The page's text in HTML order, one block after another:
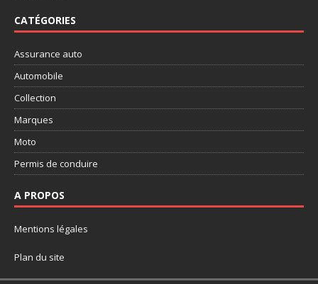
CATÉGORIES
Assurance auto
Automobile
Collection
Marques
Moto
Permis de conduire
A PROPOS
Mentions légales
Plan du site